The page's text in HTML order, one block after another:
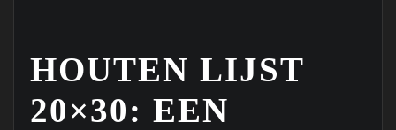
HOUTEN LIJST
20×30: EEN